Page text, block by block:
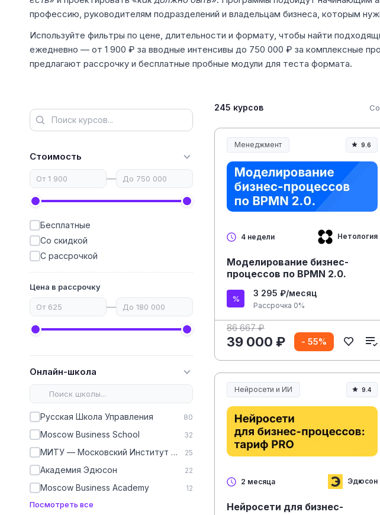
профессию, руководителям подразделений и владельцам бизнеса, которым
Используйте фильтры по цене, длительности и формату, чтобы найти
ежедневно — от 1 900 ₽ за вводные интенсивы до 750 000 ₽ за комплексные
предлагают рассрочку и бесплатные пробные модули для теста формата.
Стоимость
—
Бесплатные
Со скидкой
С рассрочкой
Цена в рассрочку
—
Онлайн-школа
Русская Школа Управления 80
Moscow Business School 32
МИТУ — Московский Институт Технологий и Управления 25
Академия Эдюсон 22
Moscow Business Academy 12
Посмотреть все
245 курсов
Менеджмент
Менеджмент и управление
9.6
4 недели Нетология
Моделирование бизнес-
процессов по BPMN 2.0.
3 295 ₽/месяц
Рассрочка 0%
86 667 ₽
39 000 ₽ - 55%
Нейросети и ИИ
Нейросети и искусственный интеллект
9.4
2 месяца Эдюсон
Нейросети для бизнес-